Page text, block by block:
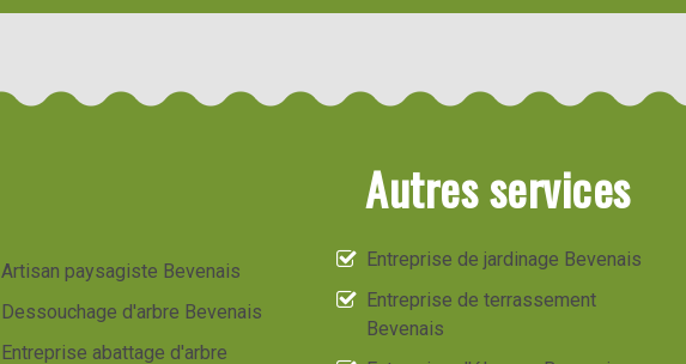
Autres services
Artisan paysagiste Bevenais
Dessouchage d'arbre Bevenais
Entreprise abattage d'arbre
Entreprise de jardinage Bevenais
Entreprise de terrassement
Bevenais